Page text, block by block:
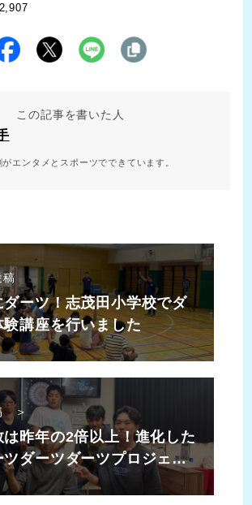
2,907
この記事を書いた人
エンタメとスポーツでできています。
ダーツ！志茂田小学校でダ
験講座を行いました
＞
は昨年の2倍以上！進化した
ツダーツダーツプロジェク
抗オンラインダーツリー